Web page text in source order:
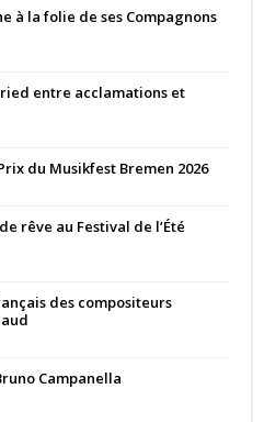
à la folie de ses Compagnons
entre acclamations et
du Musikfest Bremen 2026
rêve au Festival de l’Été
des compositeurs
Campanella